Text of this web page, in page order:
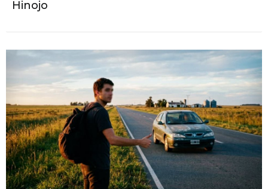
Hinojo